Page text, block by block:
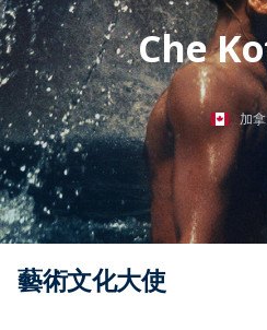
Che
加
藝術文化大使